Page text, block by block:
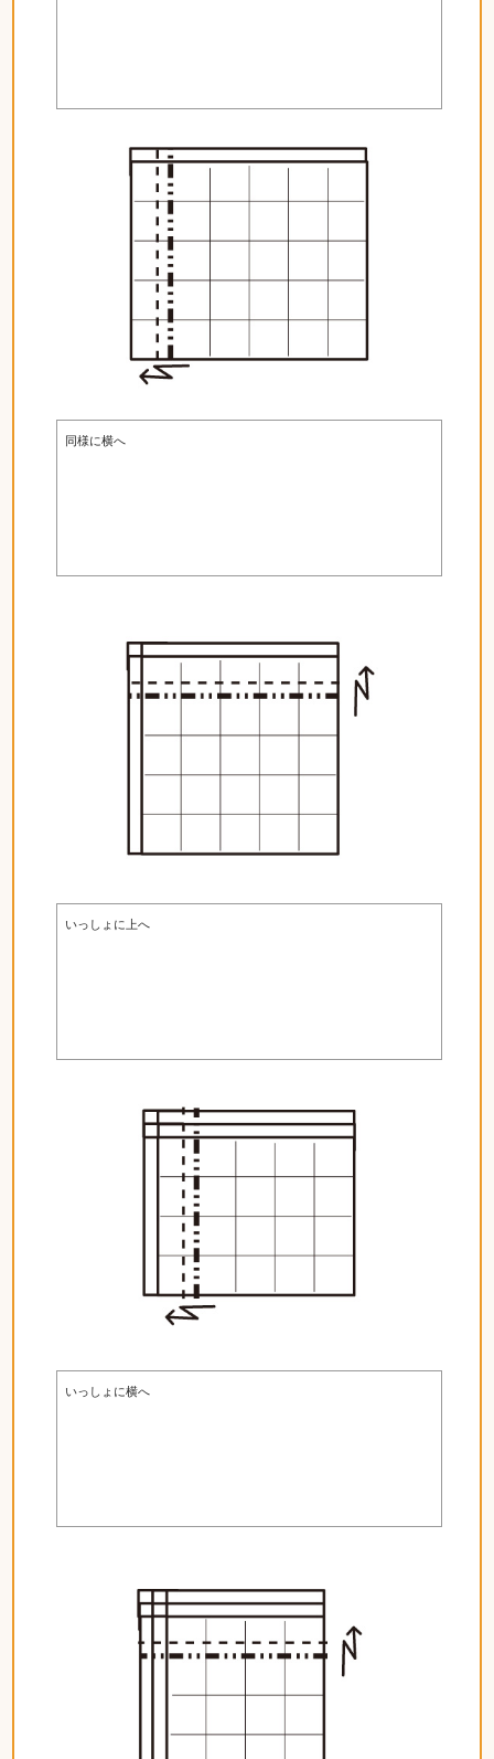
同様に横へ
いっしょに上へ
いっしょに横へ